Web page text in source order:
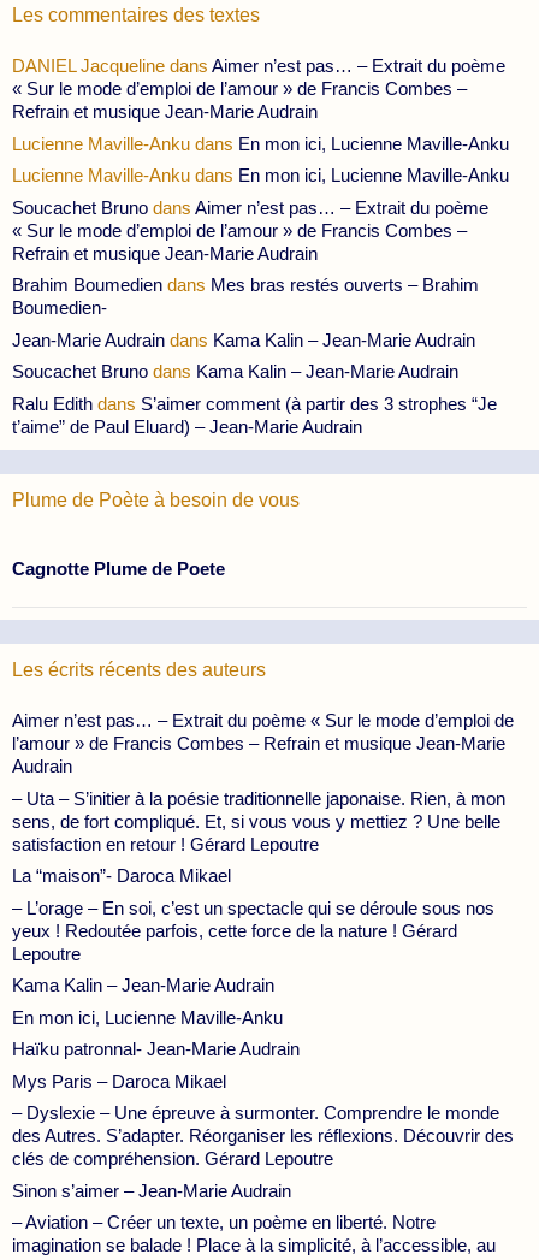
Les commentaires des textes
DANIEL Jacqueline dans Aimer n’est pas… – Extrait du poème
« Sur le mode d’emploi de l’amour » de Francis Combes –
Refrain et musique Jean-Marie Audrain
Lucienne Maville-Anku dans En mon ici, Lucienne Maville-Anku
Lucienne Maville-Anku dans En mon ici, Lucienne Maville-Anku
Soucachet Bruno dans Aimer n’est pas… – Extrait du poème
« Sur le mode d’emploi de l’amour » de Francis Combes –
Refrain et musique Jean-Marie Audrain
Brahim Boumedien dans Mes bras restés ouverts – Brahim
Boumedien-
Jean-Marie Audrain dans Kama Kalin – Jean-Marie Audrain
Soucachet Bruno dans Kama Kalin – Jean-Marie Audrain
Ralu Edith dans S’aimer comment (à partir des 3 strophes “Je
t’aime” de Paul Eluard) – Jean-Marie Audrain
Plume de Poète à besoin de vous
Cagnotte Plume de Poete
Les écrits récents des auteurs
Aimer n’est pas… – Extrait du poème « Sur le mode d’emploi de
l’amour » de Francis Combes – Refrain et musique Jean-Marie
Audrain
– Uta – S’initier à la poésie traditionnelle japonaise. Rien, à mon
sens, de fort compliqué. Et, si vous vous y mettiez ? Une belle
satisfaction en retour ! Gérard Lepoutre
La “maison”- Daroca Mikael
– L’orage – En soi, c’est un spectacle qui se déroule sous nos
yeux ! Redoutée parfois, cette force de la nature ! Gérard
Lepoutre
Kama Kalin – Jean-Marie Audrain
En mon ici, Lucienne Maville-Anku
Haïku patronnal- Jean-Marie Audrain
Mys Paris – Daroca Mikael
– Dyslexie – Une épreuve à surmonter. Comprendre le monde
des Autres. S’adapter. Réorganiser les réflexions. Découvrir des
clés de compréhension. Gérard Lepoutre
Sinon s’aimer – Jean-Marie Audrain
– Aviation – Créer un texte, un poème en liberté. Notre
imagination se balade ! Place à la simplicité, à l’accessible, au